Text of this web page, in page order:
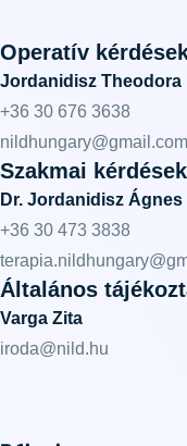
Operatív
Jordanidisz Theodora
+36 30 676 3638
nildhungary@gmail.com
Szakmai kérdések
Dr. Jordanidisz Ágnes
+36 30 473 3838
Általános
Varga Zita
iroda@nild.hu